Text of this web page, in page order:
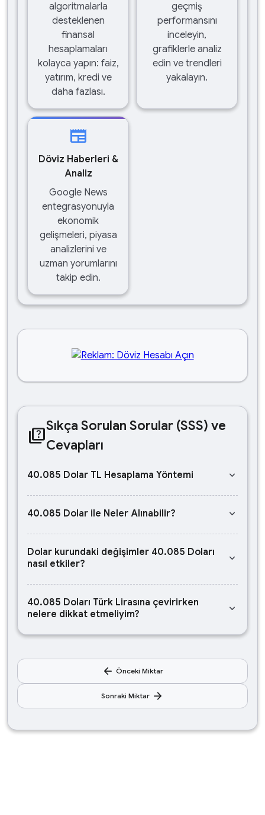
algoritmalarla
desteklenen
finansal
hesaplamaları
kolayca yapın: faiz,
yatırım, kredi ve
daha fazlası.
geçmiş
performansını
inceleyin,
grafiklerle analiz
edin ve trendleri
yakalayın.
newspaper
Döviz Haberleri &
Analiz
Google News
entegrasyonuyla
ekonomik
gelişmeleri, piyasa
analizlerini ve
uzman yorumlarını
takip edin.
quizSıkça Sorulan Sorular (SSS) ve
Cevapları
40.085 Dolar TL Hesaplama Yöntemi keyboard_arrow_down
40.085 Dolar ile Neler Alınabilir? keyboard_arrow_down
Dolar kurundaki değişimler 40.085 Doları
nasıl etkiler?
keyboard_arrow_down
40.085 Doları Türk Lirasına çevirirken
nelere dikkat etmeliyim?
keyboard_arrow_down
arrow_back Önceki Miktar
Sonraki Miktar arrow_forward